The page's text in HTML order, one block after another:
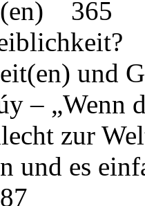
365
und
„Wenn
zur
und es